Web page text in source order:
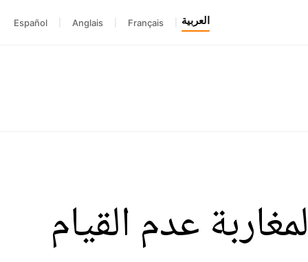
العربية Français
Anglais
Español
عدم القيام